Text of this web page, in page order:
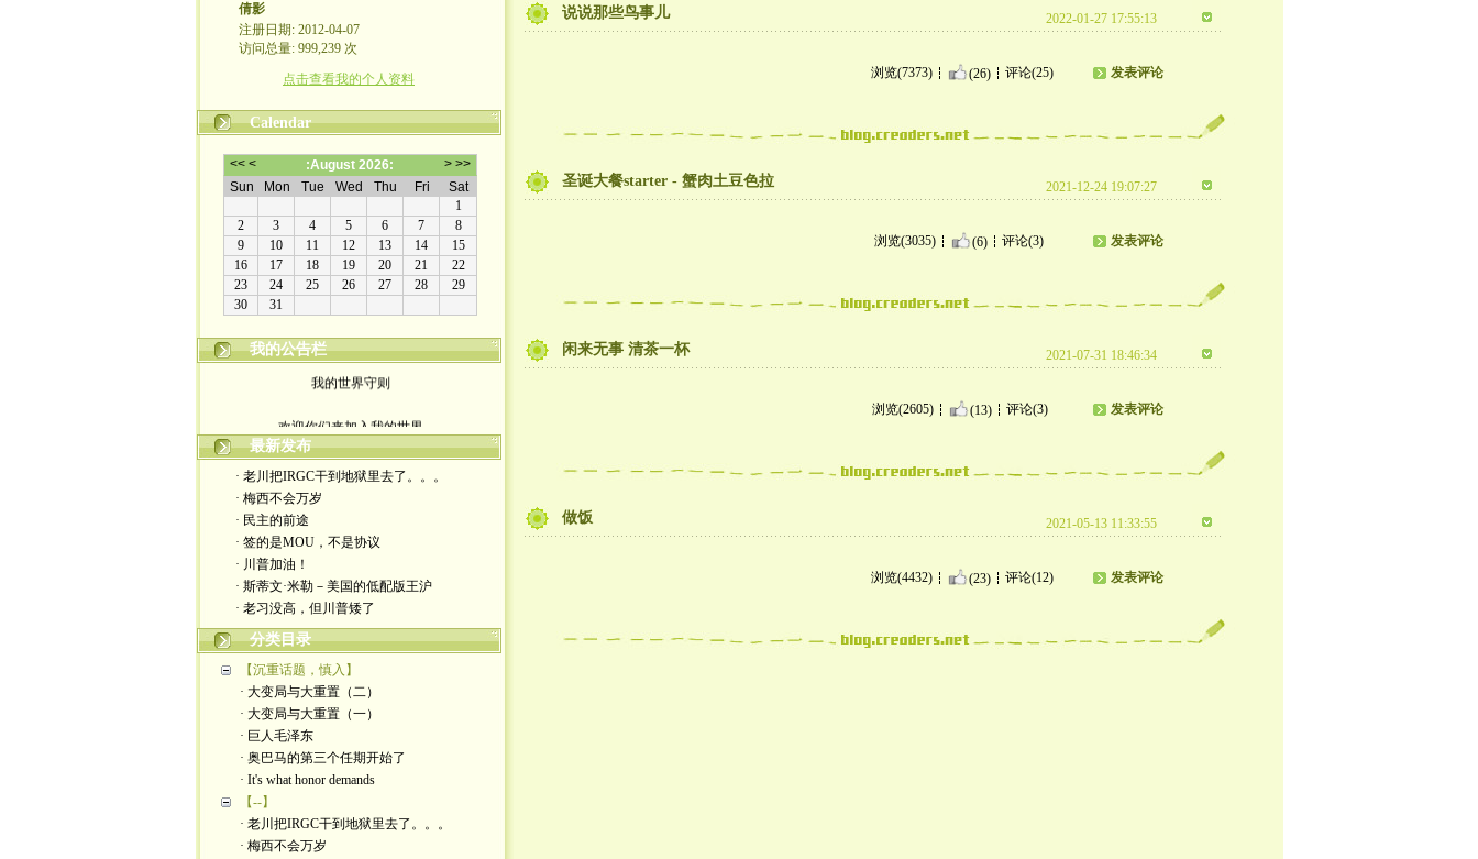
倩影
注册日期: 2012-04-07
访问总量: 999,239 次
点击查看我的个人资料
Calendar
我的公告栏
入场券上面有正义的光源
此生面对严厉又仁慈的一切
轻松一点 我们一起度过暗夜
最新发布
· 老川把IRGC干到地狱里去了。。。
· 梅西不会万岁
· 民主的前途
· 签的是MOU，不是协议
· 川普加油！
· 斯蒂文·米勒－美国的低配版王沪
· 老习没高，但川普矮了
分类目录
【沉重话题，慎入】
· 大变局与大重置（二）
· 大变局与大重置（一）
· 巨人毛泽东
· 奥巴马的第三个任期开始了
· It's what honor demands
【--】
· 老川把IRGC干到地狱里去了。。。
· 梅西不会万岁
说说那些鸟事儿 2022-01-27 17:55:13
浏览(7373) (26) 评论(25) 发表评论
圣诞大餐starter - 蟹肉土豆色拉 2021-12-24 19:07:27
浏览(3035) (6) 评论(3) 发表评论
闲来无事 清茶一杯 2021-07-31 18:46:34
浏览(2605) (13) 评论(3) 发表评论
做饭 2021-05-13 11:33:55
浏览(4432) (23) 评论(12) 发表评论